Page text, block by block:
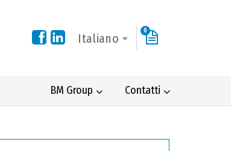
Italiano
0
Contatti
BM Group